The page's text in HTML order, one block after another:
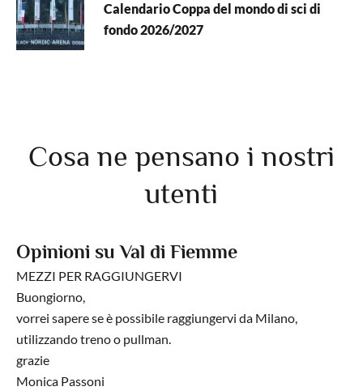
Calendario Coppa del mondo di sci di
fondo 2026/2027
Cosa ne pensano i nostri
utenti
Opinioni su Val di Fiemme
MEZZI PER RAGGIUNGERVI
Buongiorno,
vorrei sapere se è possibile raggiungervi da Milano,
utilizzando treno o pullman.
grazie
Monica Passoni